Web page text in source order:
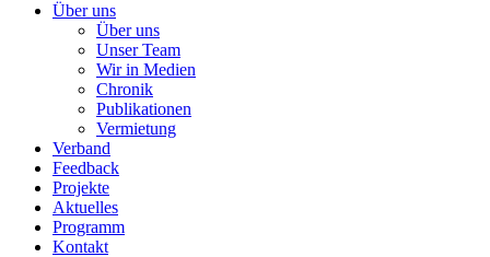
Über uns
Über uns
Unser Team
Wir in Medien
Chronik
Publikationen
Vermietung
Verband
Feedback
Projekte
Aktuelles
Programm
Kontakt